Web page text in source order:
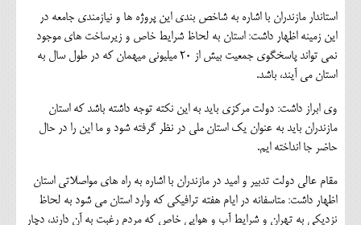
استاندار مازندران با اشاره به شاخص بندي اين پروژه ها و نيازمندي جامعه در
اين زمينه اظهار داشت: استان به لحاظ شرايط خاص و زيرساخت هاي موجود
نمي تواند پاسخگوي جمعيت بيش از 20 ميليوني ميهمان كه در طول سال به
استان مي آيند، باشد.
وي ابراز داشت: دولت مركزي بايد به اين نكته توجه داشته باشد كه استان
مازندران بايد به عنوان يك استان ملي در نظر گرفته شود و ما اين را در حال
حاضر جا انداخته ايم.
مقام عالي دولت تدبير و اميد در مازندران با اشاره به راه هاي مواصلاتي استان
اظهار داشت: متاسفانه در ايام هفته ترافيكي كه وارد استان مي شود به لحاظ
نزديكي به تهران و شرايط آب و هوايي خاص كه مردم رغبت به آن دارند، دچار